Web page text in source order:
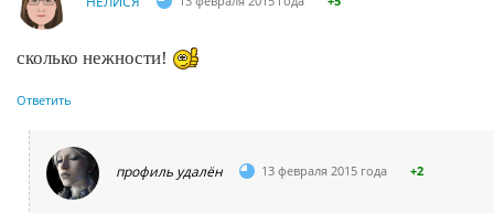
сколько нежности!
Ответить
профиль удалён 13 февраля 2015 года +2